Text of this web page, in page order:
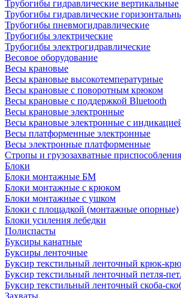
Трубогибы гидравлические вертикальные
Трубогибы гидравлические
Трубогибы пневмогидравлические
Трубогибы электрические
Трубогибы электрогидравлические
Весовое оборудование
Весы крановые
Весы крановые высокотемпературные
Весы крановые с поворотным крюком
Весы крановые с поддержкой Bluetooth
Весы крановые электронные
Весы крановые электронные с
Весы платформенные электронные
Весы электронные платформенные
Стропы и грузозахватные приспособления
Блоки
Блоки монтажные БМ
Блоки монтажные с крюком
Блоки монтажные с ушком
Блоки с площадкой (монтажные опорные)
Блоки усиления лебедки
Полиспасты
Буксиры канатные
Буксиры ленточные
Буксир текстильный ленточный крюк-
Буксир текстильный ленточный петля-
Буксир текстильный ленточный скоба-
Захваты